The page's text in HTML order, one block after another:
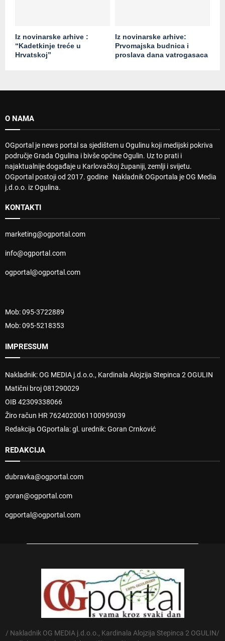
Iz novinarske arhive :
“Kadetkinje treće u
Hrvatskoj”
Iz novinarske arhive:
Prvomajska budnica i
proslava dana vatrogasaca
O NAMA
OGportal je news portal sa sjedištem u Ogulinu koji medijski pokriva
područje Grada Ogulina i bivše općine Ogulin. Uz to prati i
najaktualnije događaje u Karlovačkoj županiji, zemlji i svijetu.
OGportal postoji od 2017. godine Nakladnik OGportala je OG Media
j.d.o.o. iz Ogulina.
KONTAKTI
marketing@ogportal.com
info@ogportal.com
ogportal@ogportal.com
Mob: 095-3722889
Mob: 095-5218353
IMPRESSUM
Nakladnik: OG MEDIA j.d.o.o., Kardinala Alojzija Stepinca 2 OGULIN
Matični broj 081290029
OIB 42309338066
Žiro račun HR 7624020061100959039
Redakcija OGportala: gl. urednik: Goran Crnković
REDAKCIJA
dubravka@ogportal.com
goran@ogportal.com
ogportal@ogportal.com
/ Nakladnik OG MEDIA j.d.o.o., Kardinala Alojzija Stepinca 2 OGULIN/